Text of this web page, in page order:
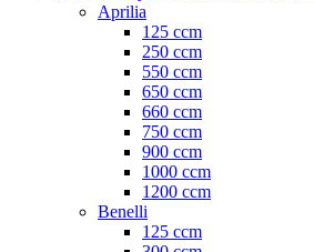
Aprilia
125 ccm
250 ccm
550 ccm
650 ccm
660 ccm
750 ccm
900 ccm
1000 ccm
1200 ccm
Benelli
125 ccm